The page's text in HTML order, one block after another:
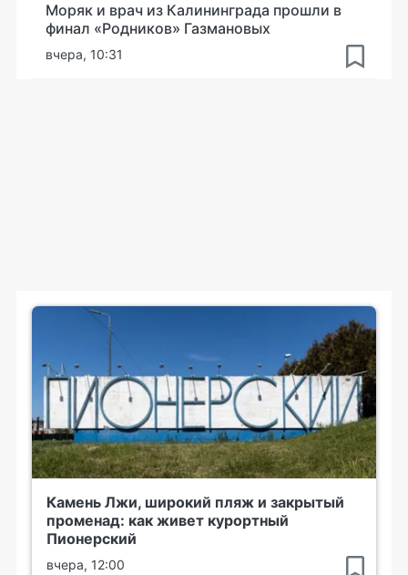
Моряк и врач из Калининграда прошли в
финал «Родников» Газмановых
вчера, 10:31
Камень Лжи, широкий пляж и закрытый
променад: как живет курортный
Пионерский
вчера, 12:00